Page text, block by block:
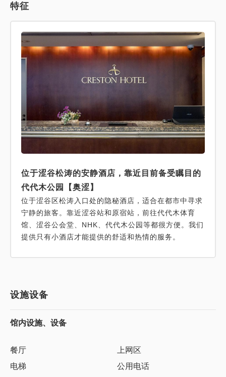
特征
位于涩谷松涛的安静酒店，靠近目前备受瞩目的
代代木公园【奥涩】
位于涩谷区松涛入口处的隐秘酒店，适合在都市中寻求
宁静的旅客。靠近涩谷站和原宿站，前往代代木体育
馆、涩谷公会堂、NHK、代代木公园等都很方便。我们
提供只有小酒店才能提供的舒适和热情的服务。
设施设备
馆内设施、设备
餐厅
上网区
电梯
公用电话